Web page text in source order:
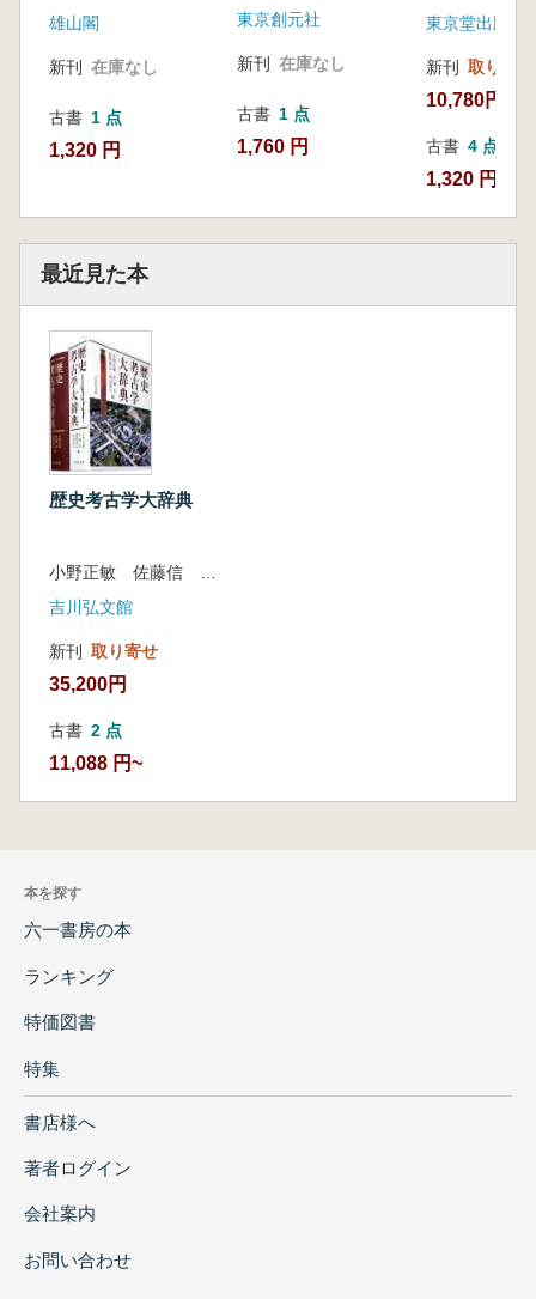
雄山閣
新刊 在庫なし
古書 1 点
1,320 円
東京創元社
新刊 在庫なし
古書 1 点
1,760 円
東京堂出版
新刊 取り寄せ
10,780円
古書 4 点
1,320 円~
最近見た本
歴史考古学大辞典
吉川弘文館
新刊 取り寄せ
35,200円
古書 2 点
11,088 円~
本を探す
六一書房の本
ランキング
特価図書
特集
書店様へ
著者ログイン
会社案内
お問い合わせ